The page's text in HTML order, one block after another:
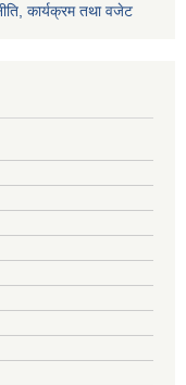
कार्यक्रम तथा वजेट